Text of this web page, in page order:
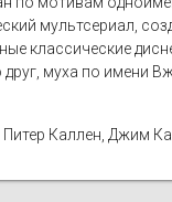
мультсериал,
классические
муха по имени
Питер Каллен, Джим